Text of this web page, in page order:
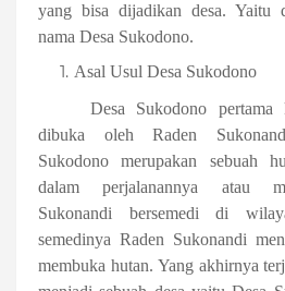
yang bisa dijadikan desa. Yaitu
nama Desa Sukodono.
Asal Usul Desa Sukodono
Desa Sukodono
dibuka oleh Raden
Sukodono merupakan sebuah
dalam perjalanannya atau
Sukonandi bersemedi di
semedinya Raden Sukonandi
membuka hutan. Yang akhirnya